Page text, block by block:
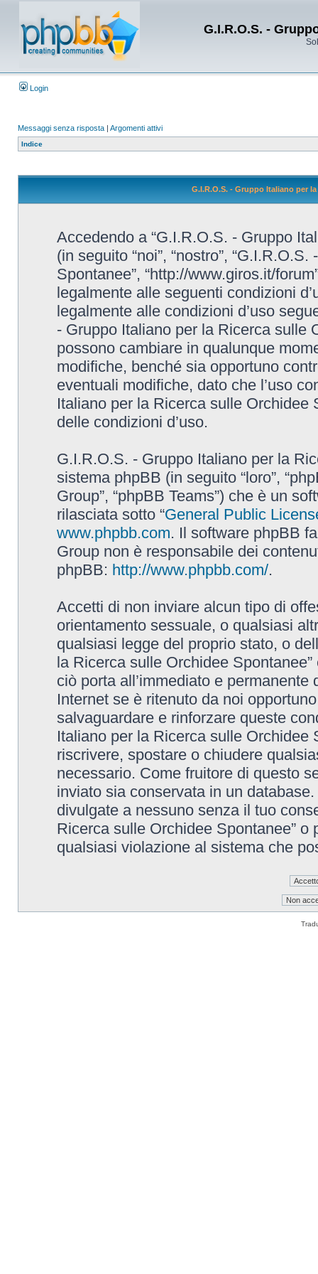
G.I.R.O.S. -
Login
Messaggi senza risposta | Argomenti attivi
Indice
G.I.R.O.S. - Gruppo Italiano per
Accedendo a “G.I.R.O.S. - Gruppo
(in seguito “noi”, “nostro”,
Spontanee”, “http://www.giros.it/
legalmente alle seguenti condizioni
legalmente alle condizioni d’uso
- Gruppo Italiano per la Ricerca sulle
possono cambiare in qualunque
modifiche, benché sia opportuno
eventuali modifiche, dato che l’uso
Italiano per la Ricerca sulle Orchidee
delle condizioni d’uso.
G.I.R.O.S. - Gruppo Italiano per la
sistema phpBB (in seguito “loro”,
Group”, “phpBB Teams”) che è un
rilasciata sotto “General Public
www.phpbb.com. Il software phpBB
Group non è responsabile dei
phpBB: http://www.phpbb.com/.
Accetti di non inviare alcun tipo di
orientamento sessuale, o qualsiasi
qualsiasi legge del proprio stato, o
la Ricerca sulle Orchidee
ciò porta all’immediato e
Internet se è ritenuto da noi
salvaguardare e rinforzare queste
Italiano per la Ricerca sulle Orchidee
riscrivere, spostare o chiudere
necessario. Come fruitore di questo
inviato sia conservata in un
divulgate a nessuno senza il tuo
Ricerca sulle Orchidee Spontanee”
qualsiasi violazione al sistema che